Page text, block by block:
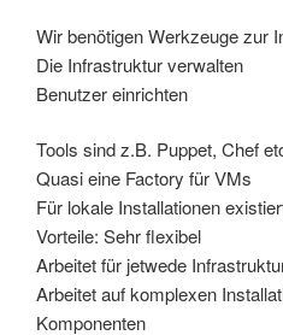
Wir benötigen Werkzeuge zur
Die Infrastruktur verwalten
Benutzer einrichten
Tools sind z.B. Puppet, Chef
Quasi eine Factory für VMs
Für lokale Installationen
Vorteile: Sehr flexibel
Arbeitet für jetwede
Arbeitet auf komplexen
Komponenten